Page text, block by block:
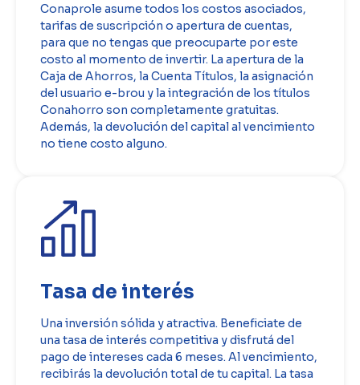
Conaprole asume todos los costos asociados,
tarifas de suscripción o apertura de cuentas,
para que no tengas que preocuparte por este
costo al momento de invertir. La apertura de la
Caja de Ahorros, la Cuenta Títulos, la asignación
del usuario e-brou y la integración de los títulos
Conahorro son completamente gratuitas.
Además, la devolución del capital al vencimiento
no tiene costo alguno.
Tasa de interés
Una inversión sólida y atractiva. Beneficiate de
una tasa de interés competitiva y disfrutá del
pago de intereses cada 6 meses. Al vencimiento,
recibirás la devolución total de tu capital. La tasa